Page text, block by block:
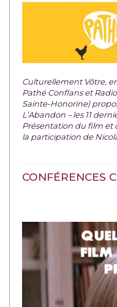
Culturellement Vôtre,
Pathé Conflans et
Sainte-Honorine)
L’Abandon – les 11
Présentation du film et
la participation de
CONFÉRENCES